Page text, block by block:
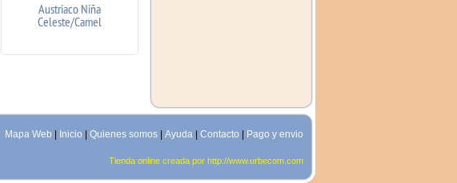
Austriaco Niña
Celeste/Camel
Mapa Web Inicio Quienes somos Ayuda Contacto Pago y envio
Tienda online creada por http://www.urbecom.com